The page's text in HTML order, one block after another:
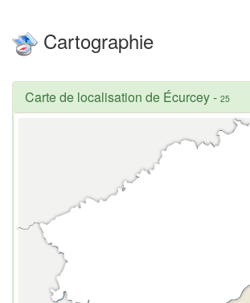
Cartographie
Carte de localisation de Écurcey- 25